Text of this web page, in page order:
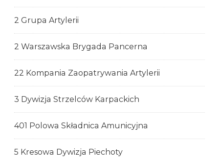
2 Grupa Artylerii
2 Warszawska Brygada Pancerna
22 Kompania Zaopatrywania Artylerii
3 Dywizja Strzelców Karpackich
401 Polowa Składnica Amunicyjna
5 Kresowa Dywizja Piechoty